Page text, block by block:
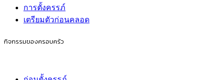
การตั้งครรภ์
เตรียมตัวก่อนคลอด
กิจกรรมของครอบครัว